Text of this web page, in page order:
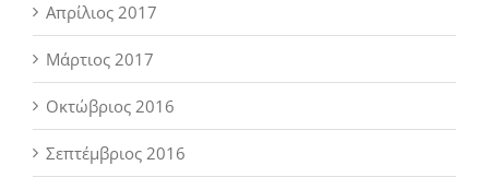
Απρίλιος 2017
Μάρτιος 2017
Οκτώβριος 2016
Σεπτέμβριος 2016